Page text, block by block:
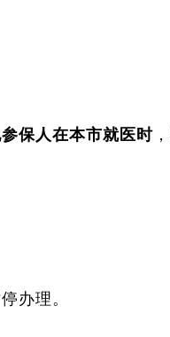
保人在本市就医时
办理。